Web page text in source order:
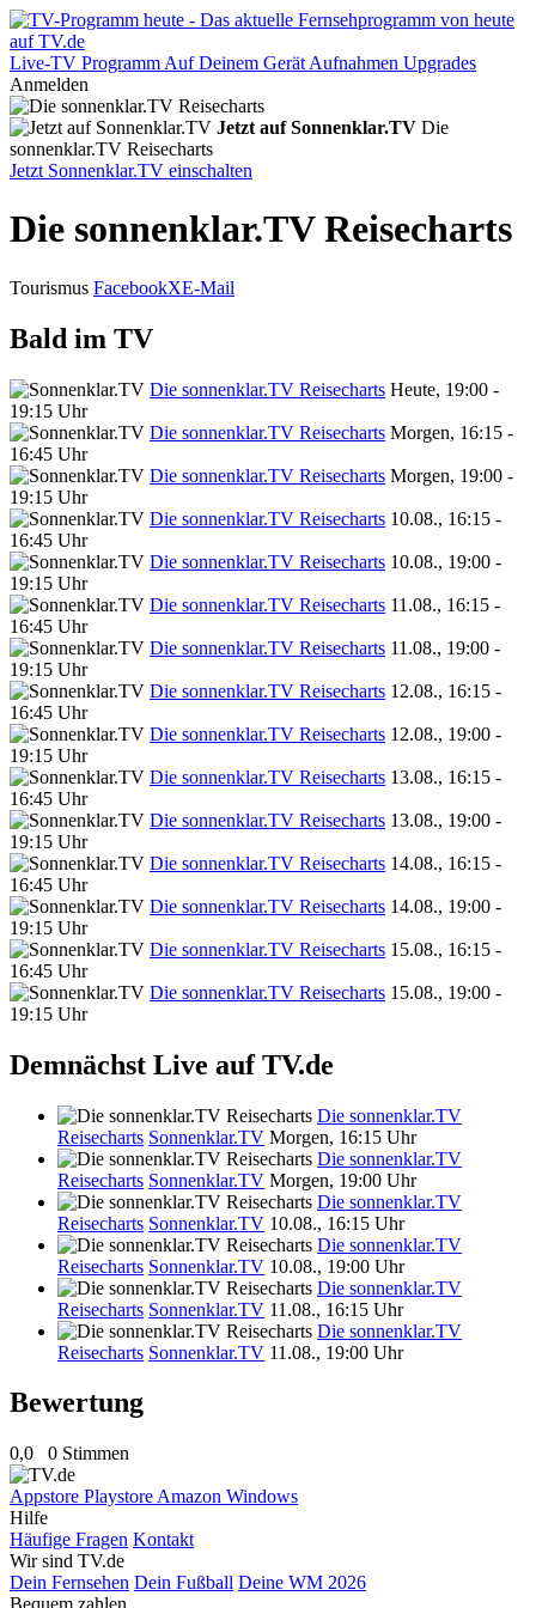
Live-TV Programm Auf Deinem Gerät Aufnahmen Upgrades
Anmelden
Jetzt auf Sonnenklar.TV Die
sonnenklar.TV Reisecharts
Jetzt Sonnenklar.TV einschalten
Die sonnenklar.TV Reisecharts
Tourismus FacebookXE-Mail
Bald im TV
Die sonnenklar.TV Reisecharts Heute, 19:00 -
19:15 Uhr
Die sonnenklar.TV Reisecharts Morgen, 16:15 -
16:45 Uhr
Die sonnenklar.TV Reisecharts Morgen, 19:00 -
19:15 Uhr
Die sonnenklar.TV Reisecharts 10.08., 16:15 -
16:45 Uhr
Die sonnenklar.TV Reisecharts 10.08., 19:00 -
19:15 Uhr
Die sonnenklar.TV Reisecharts 11.08., 16:15 -
16:45 Uhr
Die sonnenklar.TV Reisecharts 11.08., 19:00 -
19:15 Uhr
Die sonnenklar.TV Reisecharts 12.08., 16:15 -
16:45 Uhr
Die sonnenklar.TV Reisecharts 12.08., 19:00 -
19:15 Uhr
Die sonnenklar.TV Reisecharts 13.08., 16:15 -
16:45 Uhr
Die sonnenklar.TV Reisecharts 13.08., 19:00 -
19:15 Uhr
Die sonnenklar.TV Reisecharts 14.08., 16:15 -
16:45 Uhr
Die sonnenklar.TV Reisecharts 14.08., 19:00 -
19:15 Uhr
Die sonnenklar.TV Reisecharts 15.08., 16:15 -
16:45 Uhr
Die sonnenklar.TV Reisecharts 15.08., 19:00 -
19:15 Uhr
Demnächst Live auf TV.de
Die sonnenklar.TV
Reisecharts Sonnenklar.TV Morgen, 16:15 Uhr
Die sonnenklar.TV
Reisecharts Sonnenklar.TV Morgen, 19:00 Uhr
Die sonnenklar.TV
Reisecharts Sonnenklar.TV 10.08., 16:15 Uhr
Die sonnenklar.TV
Reisecharts Sonnenklar.TV 10.08., 19:00 Uhr
Die sonnenklar.TV
Reisecharts Sonnenklar.TV 11.08., 16:15 Uhr
Die sonnenklar.TV
Reisecharts Sonnenklar.TV 11.08., 19:00 Uhr
Bewertung
0,0 0 Stimmen
Appstore Playstore Amazon Windows
Hilfe
Häufige Fragen Kontakt
Wir sind TV.de
Dein Fernsehen Dein Fußball Deine WM 2026